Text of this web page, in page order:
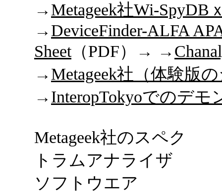
→ Metageek社Wi-SpyDB
→ DeviceFinder-ALFA
Sheet（PDF）→ →
→ Metageek社（体験版
→ InteropTokyoでのデモ
Metageek社のスペク
トラムアナライザ
ソフトウエア